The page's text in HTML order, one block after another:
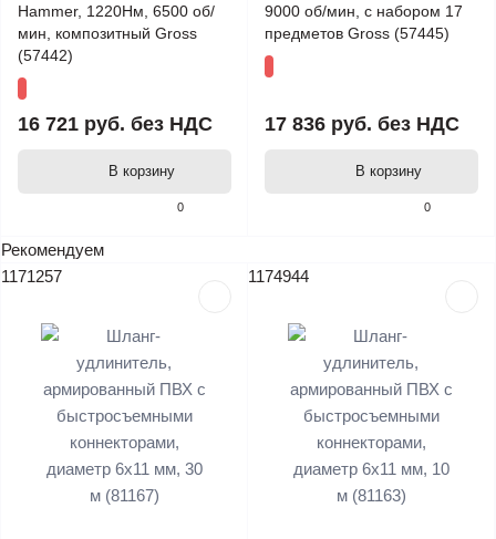
0
Hammer, 1220Нм, 6500 об/
мин, композитный Gross
(57442)
16 721 руб. без НДС
В корзину
0
9000 об/мин, с набором 17
предметов Gross (57445)
17 836 руб. без НДС
В корзину
Рекомендуем
1171257
1174944